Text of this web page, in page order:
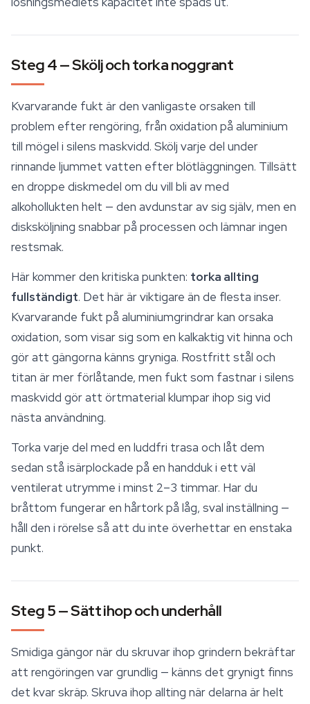
Steg 4 — Skölj och torka noggrant
Kvarvarande fukt är den vanligaste orsaken till
problem efter rengöring, från oxidation på aluminium
till mögel i silens maskvidd. Skölj varje del under
rinnande ljummet vatten efter blötläggningen. Tillsätt
en droppe diskmedel om du vill bli av med
alkohollukten helt — den avdunstar av sig själv, men en
disksköljning snabbar på processen och lämnar ingen
restsmak.
Här kommer den kritiska punkten: torka allting
fullständigt. Det här är viktigare än de flesta inser.
Kvarvarande fukt på aluminiumgrindrar kan orsaka
oxidation, som visar sig som en kalkaktig vit hinna och
gör att gängorna känns gryniga. Rostfritt stål och
titan är mer förlåtande, men fukt som fastnar i silens
maskvidd gör att örtmaterial klumpar ihop sig vid
nästa användning.
Torka varje del med en luddfri trasa och låt dem
sedan stå isärplockade på en handduk i ett väl
ventilerat utrymme i minst 2–3 timmar. Har du
bråttom fungerar en hårtork på låg, sval inställning —
håll den i rörelse så att du inte överhettar en enstaka
punkt.
Steg 5 — Sätt ihop och underhåll
Smidiga gängor när du skruvar ihop grindern bekräftar
att rengöringen var grundlig — känns det grynigt finns
det kvar skräp. Skruva ihop allting när delarna är helt